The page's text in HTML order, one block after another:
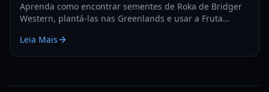
Aprenda como encontrar sementes de Roka de Bridger
Western, plantá-las nas Greenlands e usar a Fruta
Leia Mais